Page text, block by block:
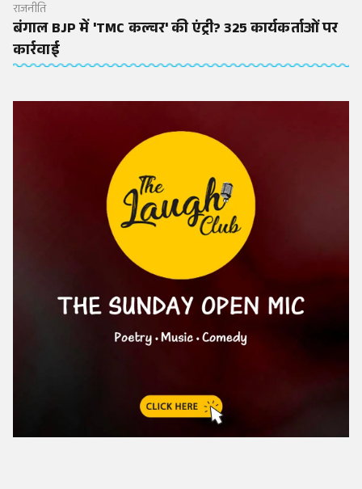
राजनीति
बंगाल BJP में 'TMC कल्चर' की एंट्री? 325 कार्यकर्ताओं पर
कार्रवाई